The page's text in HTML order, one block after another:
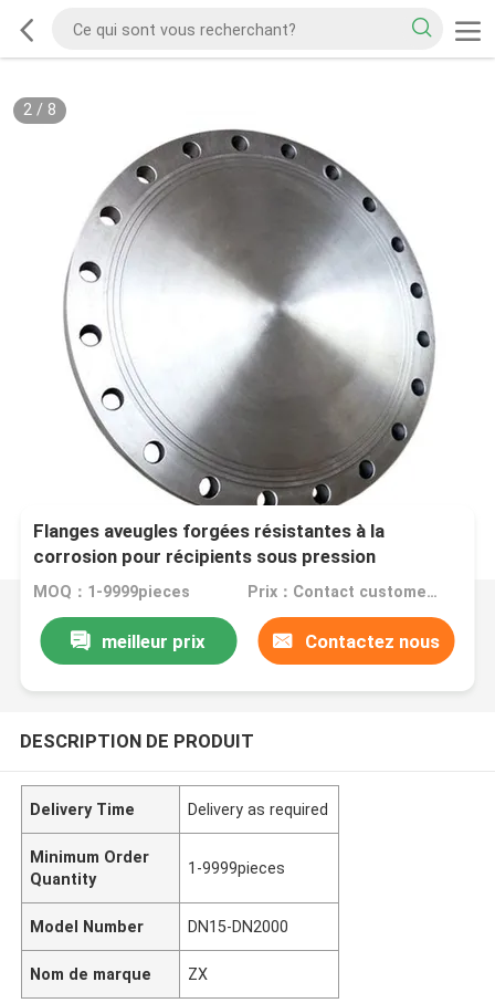
2/ 8
Flanges aveugles forgées résistantes à la
corrosion pour récipients sous pression
MOQ：1-9999pieces Prix：Contact customer service
meilleur prix Contactez nous
DESCRIPTION DE PRODUIT
Delivery Time Delivery as required
Minimum Order
Quantity
1-9999pieces
Model Number DN15-DN2000
Nom de marque ZX